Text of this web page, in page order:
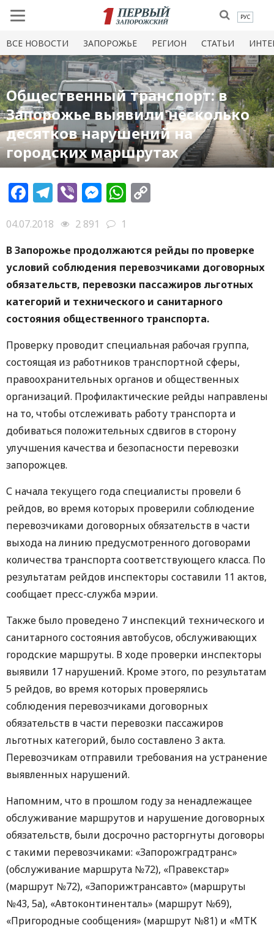
РУС
ВСЕ НОВОСТИ ЗАПОРОЖЬЕ РЕГИОН СТАТЬИ
Общественный транспорт: в
Запорожье выявили несколько
десятков нарушений на
городских маршрутах
Facebook
Telegram
ViberMessenger
WhatsApp
04.07.2018 2 891
1
В Запорожье продолжаются рейды по проверке
условий соблюдения перевозчиками договорных
обязательств, перевозки пассажиров льготных
категорий и технического и санитарного
состояния общественного транспорта.
Проверку проводит специальная рабочая группа,
состоящая из работников транспортной сферы,
правоохранительных органов и общественных
организаций. Профилактические рейды направлены
на то, чтобы отслеживать работу транспорта и
добиваться положительных сдвигов в сторону
улучшения качества и безопасности перевозки
запорожцев.
С начала текущего года специалисты провели 6
рейдов, во время которых проверили соблюдение
перевозчиками договорных обязательств в части
выхода на линию предусмотренного договорами
количества транспорта соответствующего класса. По
результатам рейдов инспекторы составили 11 актов,
сообщает пресс-служба мэрии.
Также было проведено 7 инспекций технического и
санитарного состояния автобусов, обслуживающих
городские маршруты. В ходе проверки инспекторы
выявили 17 нарушений. Кроме этого, по результатам
5 рейдов, во время которых проверялись
соблюдения перевозчиками договорных
обязательств в части перевозки пассажиров
льготных категорий, было составлено 3 акта.
Перевозчикам отправили требования на устранение
выявленных нарушений.
Напомним, что в прошлом году за ненадлежащее
обслуживание маршрутов и нарушение договорных
обязательств, были досрочно расторгнуты договоры
с такими перевозчиками: «Запорожградтранс»
(обслуживание маршрута №72), «Правекстар»
(маршрут №72), «Запорижтрансавто» (маршруты
№43, 5а), «Автоконтиненталь» (маршрут №69),
«Пригородные сообщения» (маршрут №81) и «МТК